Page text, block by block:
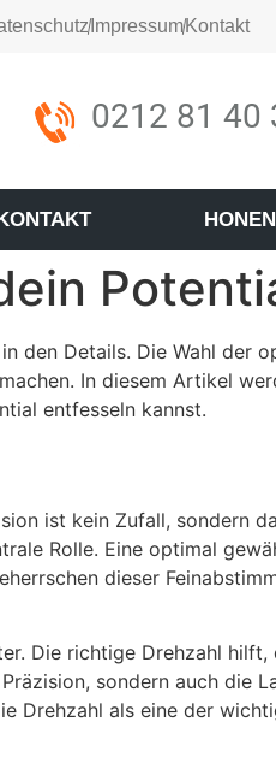
ImpressumKontakt
0212 81 40
HONEN
den Details. Die Wahl der
In diesem Artikel
entfesseln kannst.
ist kein Zufall, sondern
Rolle. Eine optimal
dieser
Die richtige Drehzahl hilft,
sondern auch die
Drehzahl als eine der